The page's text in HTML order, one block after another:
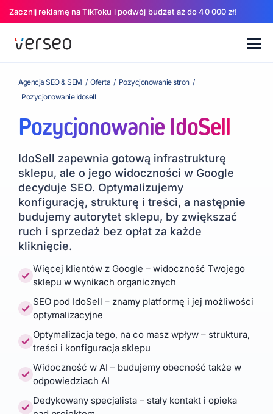
Zacznij reklamę na TikToku i podwój budżet aż do 40 000 zł!
Agencja SEO & SEM / Oferta / Pozycjonowanie stron /
Pozycjonowanie Idosell
Pozycjonowanie IdoSell
IdoSell zapewnia gotową infrastrukturę
sklepu, ale o jego widoczności w Google
decyduje SEO. Optymalizujemy
konfigurację, strukturę i treści, a następnie
budujemy autorytet sklepu, by zwiększać
ruch i sprzedaż bez opłat za każde
kliknięcie.
Więcej klientów z Google – widoczność Twojego
sklepu w wynikach organicznych
SEO pod IdoSell – znamy platformę i jej możliwości
optymalizacyjne
Optymalizacja tego, na co masz wpływ – struktura,
treści i konfiguracja sklepu
Widoczność w AI – budujemy obecność także w
odpowiedziach AI
Dedykowany specjalista – stały kontakt i opieka